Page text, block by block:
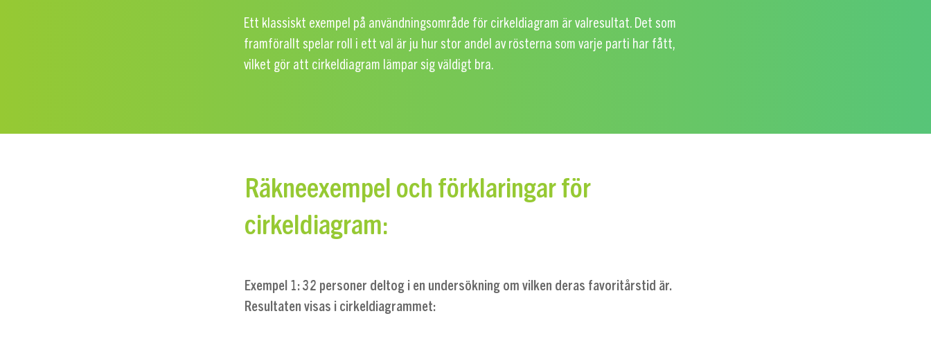
Ett klassiskt exempel på användningsområde för cirkeldiagram är valresultat. Det som
framförallt spelar roll i ett val är ju hur stor andel av rösterna som varje parti har fått,
vilket gör att cirkeldiagram lämpar sig väldigt bra.
Räkneexempel och förklaringar för
cirkeldiagram:
Exempel 1: 32 personer deltog i en undersökning om vilken deras favoritårstid är.
Resultaten visas i cirkeldiagrammet: